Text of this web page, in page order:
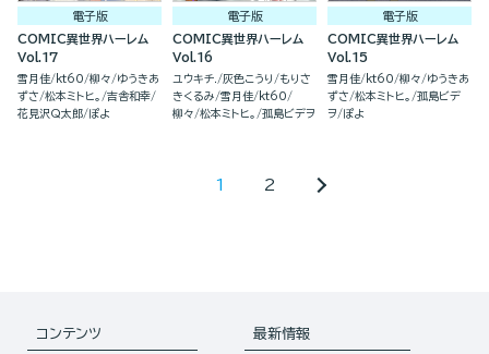
電子版
COMIC異世界ハーレム
Vol.17
雪月佳 kt60 柳々
ゆうきあ
ずさ 松本ミトヒ。
吉舎和幸
花見沢Q太郎 ぽよ
電子版
COMIC異世界ハーレム
Vol.16
ユウキチ. 灰色こうり
もりさ
きくるみ 雪月佳
kt60
柳々 松本ミトヒ。 孤島ビデヲ
電子版
COMIC異世界ハーレム
Vol.15
雪月佳 kt60 柳々
ゆうきあ
ずさ 松本ミトヒ。
孤島ビデ
ヲ
ぽよ
1 2
コンテンツ 最新情報